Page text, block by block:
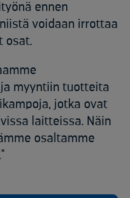
ennen
voidaan irrottaa
osat.
myyntiin tuotteita
jotka ovat
laitteissa. Näin
osaltamme